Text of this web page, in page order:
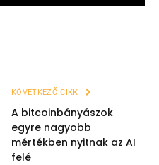
KÖVETKEZŐ CIKK
A bitcoinbányászok
egyre nagyobb
mértékben nyitnak az AI
felé